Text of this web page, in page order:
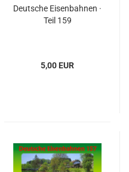
Deutsche Eisenbahnen ·
Teil 159
5,00 EUR